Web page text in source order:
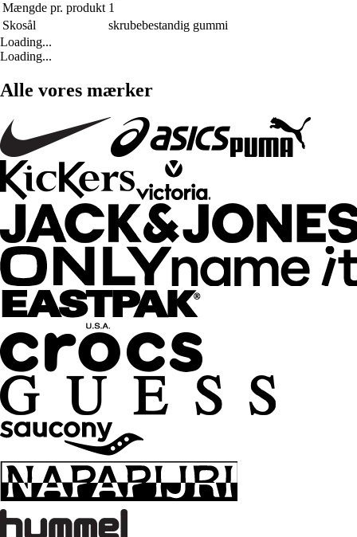
Mængde pr. produkt 1
Skosål
skrubebestandig gummi
Loading...
Loading...
Alle vores mærker